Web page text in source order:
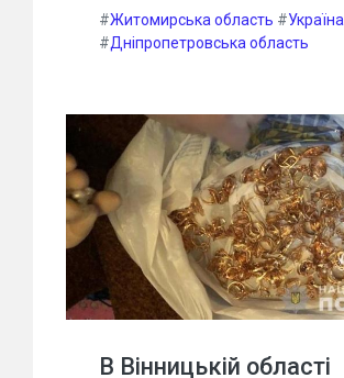
#Житомирська область #Україна
#Дніпропетровська область
В Вінницькій області